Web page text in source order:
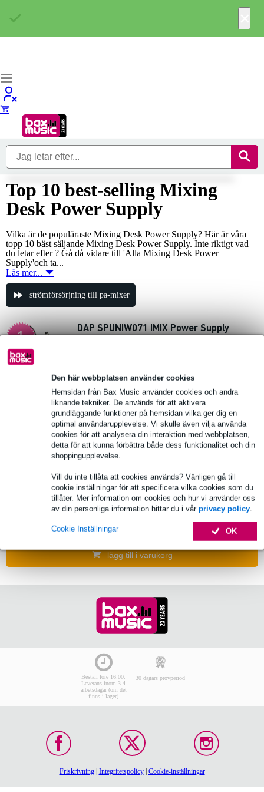
Den här webbplatsen använder cookies
Hemsidan från Bax Music använder cookies och andra
liknande tekniker. De används för att aktivera
grundläggande funktioner på hemsidan vilka ger dig en
optimal användarupplevelse. Vi skulle även vilja använda
cookies för att analysera din interaktion med webbplatsen,
detta för att kunna förbättra både dess funktionalitet och din
shoppingupplevelse.
Vill du inte tillåta att cookies används? Vänligen gå till
cookie inställningar för att specificera vilka cookies som du
tillåter. Mer information om cookies och hur vi använder oss
av din personliga information hittar du i vår privacy policy.
OK
Cookie Inställningar
Top 10 best-selling Mixing
Desk Power Supply
Vilka är de populäraste Mixing Desk Power Supply? Här är våra
topp 10 bäst säljande Mixing Desk Power Supply. Inte riktigt vad
du letar efter ? Gå då vidare till 'Alla Mixing Desk Power
Supply'och ta...
Läs mer...
strömförsörjning till pa-mixer
1.
DAP SPUNIW071 IMIX Power Supply
(2x15V AC 350mA)
I lager
lägg till i varukorg
2 omdömen
Amps In-Ear Body Pack
430,00 kr
I lager
lägg till i varukorg
Beställ före 16:00:
Leverans inom 3-4
arbetsdagar (om det
finns i lager)
30 dagars provperiod
Friskrivning| Integritetspolicy| Cookie-inställningar